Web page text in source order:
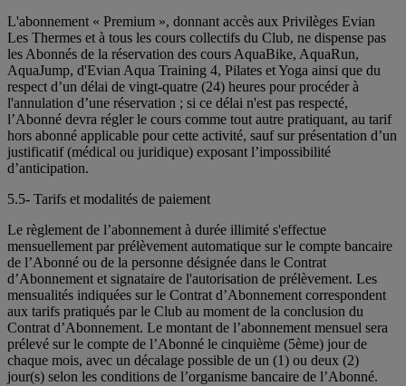
L'abonnement « Premium », donnant accès aux Privilèges Evian
Les Thermes et à tous les cours collectifs du Club, ne dispense pas
les Abonnés de la réservation des cours AquaBike, AquaRun,
AquaJump, d'Evian Aqua Training 4, Pilates et Yoga ainsi que du
respect d’un délai de vingt-quatre (24) heures pour procéder à
l'annulation d’une réservation ; si ce délai n'est pas respecté,
l’Abonné devra régler le cours comme tout autre pratiquant, au tarif
hors abonné applicable pour cette activité, sauf sur présentation d’un
justificatif (médical ou juridique) exposant l’impossibilité
d’anticipation.
5.5- Tarifs et modalités de paiement
Le règlement de l’abonnement à durée illimité s'effectue
mensuellement par prélèvement automatique sur le compte bancaire
de l’Abonné ou de la personne désignée dans le Contrat
d’Abonnement et signataire de l'autorisation de prélèvement. Les
mensualités indiquées sur le Contrat d’Abonnement correspondent
aux tarifs pratiqués par le Club au moment de la conclusion du
Contrat d’Abonnement. Le montant de l’abonnement mensuel sera
prélevé sur le compte de l’Abonné le cinquième (5ème) jour de
chaque mois, avec un décalage possible de un (1) ou deux (2)
jour(s) selon les conditions de l’organisme bancaire de l’Abonné.